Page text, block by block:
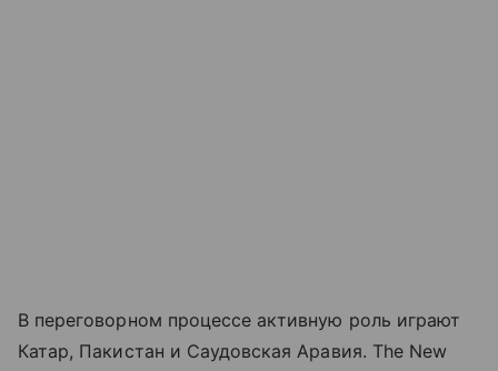
В переговорном процессе активную роль играют
Катар, Пакистан и Саудовская Аравия. The New